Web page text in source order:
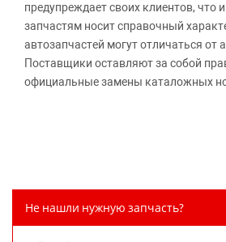
предупреждает своих клиентов, что
запчастям носит справочный
автозапчастей могут отличаться от
Поставщики оставляют за собой
официальные замены каталожных
дополнительного уведомления
части к той или иной марке
Не нашли нужную запчасть?